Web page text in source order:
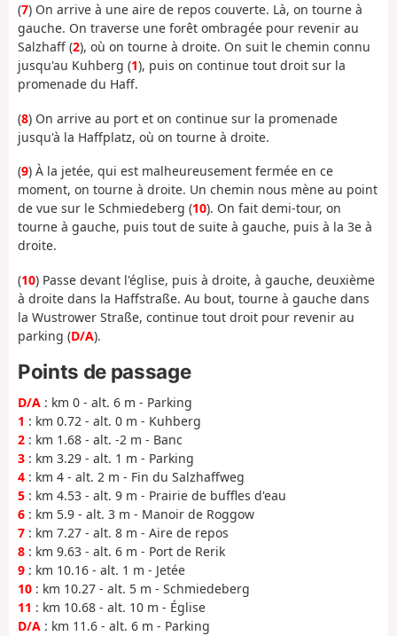
(7) On arrive à une aire de repos couverte. Là, on tourne à
gauche. On traverse une forêt ombragée pour revenir au
Salzhaff (2), où on tourne à droite. On suit le chemin connu
jusqu'au Kuhberg (1), puis on continue tout droit sur la
promenade du Haff.
(8) On arrive au port et on continue sur la promenade
jusqu'à la Haffplatz, où on tourne à droite.
(9) À la jetée, qui est malheureusement fermée en ce
moment, on tourne à droite. Un chemin nous mène au point
de vue sur le Schmiedeberg (10). On fait demi-tour, on
tourne à gauche, puis tout de suite à gauche, puis à la 3e à
droite.
(10) Passe devant l'église, puis à droite, à gauche, deuxième
à droite dans la Haffstraße. Au bout, tourne à gauche dans
la Wustrower Straße, continue tout droit pour revenir au
parking (D/A).
Points de passage
D/A : km 0 - alt. 6 m - Parking
1 : km 0.72 - alt. 0 m - Kuhberg
2 : km 1.68 - alt. -2 m - Banc
3 : km 3.29 - alt. 1 m - Parking
4 : km 4 - alt. 2 m - Fin du Salzhaffweg
5 : km 4.53 - alt. 9 m - Prairie de buffles d'eau
6 : km 5.9 - alt. 3 m - Manoir de Roggow
7 : km 7.27 - alt. 8 m - Aire de repos
8 : km 9.63 - alt. 6 m - Port de Rerik
9 : km 10.16 - alt. 1 m - Jetée
10 : km 10.27 - alt. 5 m - Schmiedeberg
11 : km 10.68 - alt. 10 m - Église
D/A : km 11.6 - alt. 6 m - Parking